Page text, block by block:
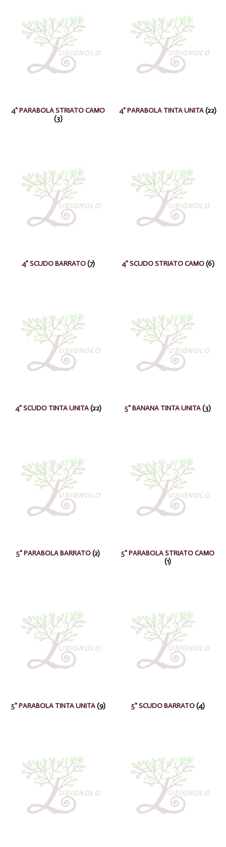
4" PARABOLA STRIATO CAMO
(3)
4" PARABOLA TINTA UNITA(22)
4" SCUDO BARRATO(7) 4" SCUDO STRIATO CAMO(6)
4" SCUDO TINTA UNITA(22) 5" BANANA TINTA UNITA(3)
5" PARABOLA BARRATO(2)
5" PARABOLA STRIATO CAMO
(1)
5" PARABOLA TINTA UNITA(9) 5" SCUDO BARRATO(4)